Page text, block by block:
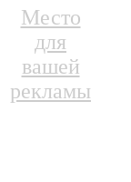
Место
для
вашей
рекламы